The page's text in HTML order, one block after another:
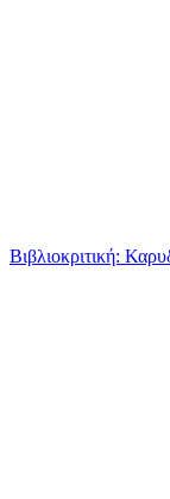
Βιβλιοκριτική: